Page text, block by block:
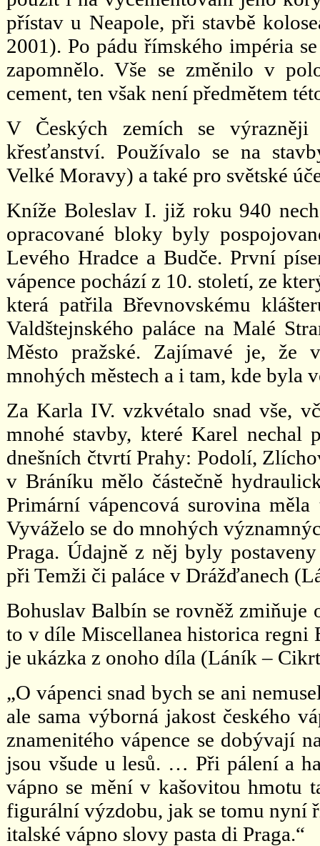
přístav u Neapole, při stavbě
2001). Po pádu římského impéria
zapomnělo. Vše se změnilo v
cement, ten však není předmětem
V Českých zemích se
křesťanství. Používalo se na
Velké Moravy) a také pro světské
Kníže Boleslav I. již roku 940
opracované bloky byly
Levého Hradce a Budče. První
vápence pochází z 10. století, ze
která patřila Břevnovskému
Valdštejnského paláce na Malé
Město pražské. Zajímavé je, že
mnohých městech a i tam, kde byla
Za Karla IV. vzkvétalo snad vše,
mnohé stavby, které Karel nechal
dnešních čtvrtí Prahy: Podolí,
v Bráníku mělo částečně
Primární vápencová surovina
Vyváželo se do mnohých
Praga. Údajně z něj byly
při Temži či paláce v Drážďanech
Bohuslav Balbín se rovněž zmiňuje
to v díle Miscellanea historica regni
je ukázka z onoho díla (Láník –
„O vápenci snad bych se ani
ale sama výborná jakost českého
znamenitého vápence se dobývají
jsou všude u lesů. … Při pálení a
vápno se mění v kašovitou hmotu
figurální výzdobu, jak se tomu nyní
italské vápno slovy pasta di Praga.“